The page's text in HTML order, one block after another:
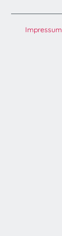
Impressum